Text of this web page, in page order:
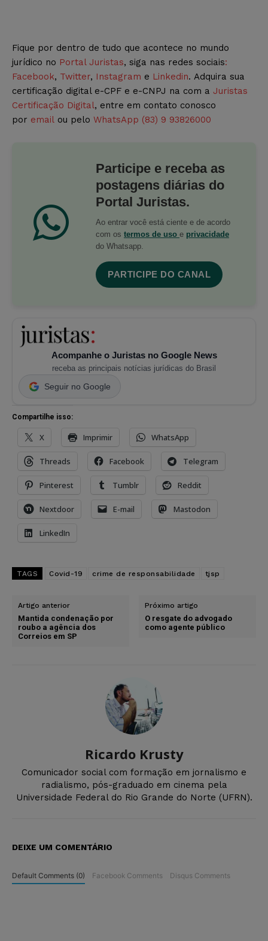
Fique por dentro de tudo que acontece no mundo
jurídico no Portal Juristas, siga nas redes sociais:
Facebook, Twitter, Instagram e Linkedin. Adquira sua
certificação digital e-CPF e e-CNPJ na com a Juristas
Certificação Digital, entre em contato conosco
por email ou pelo WhatsApp (83) 9 93826000
Participe e receba as
postagens diárias do
Portal Juristas.
Ao entrar você está ciente e de acordo
com os termos de uso e privacidade
do Whatsapp.
PARTICIPE DO CANAL
Acompanhe o Juristas no Google News
receba as principais notícias jurídicas do Brasil
Seguir no Google
Compartilhe isso:
X Imprimir WhatsApp
Threads Facebook Telegram
Pinterest Tumblr Reddit
Nextdoor E-mail Mastodon
LinkedIn
TAGS Covid-19 crime de responsabilidade tjsp
Artigo anterior
Mantida condenação por
roubo a agência dos
Correios em SP
Próximo artigo
O resgate do advogado
como agente público
Ricardo Krusty
Comunicador social com formação em jornalismo e
radialismo, pós-graduado em cinema pela
Universidade Federal do Rio Grande do Norte (UFRN).
DEIXE UM COMENTÁRIO
Default Comments (0) Facebook Comments Disqus Comments